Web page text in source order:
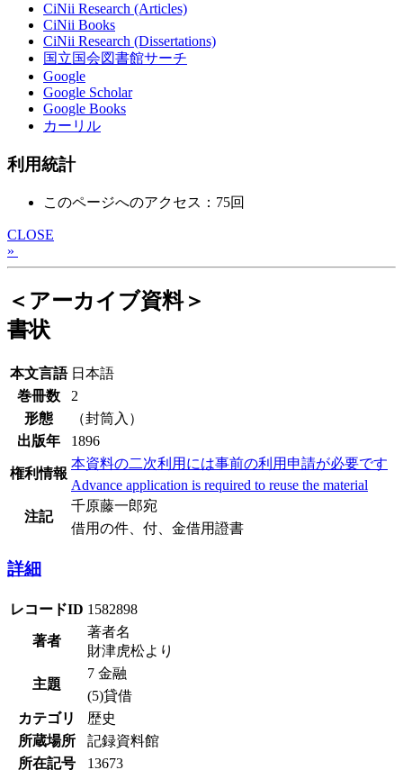
CiNii Research (Articles)
CiNii Books
CiNii Research (Dissertations)
国立国会図書館サーチ
Google
Google Scholar
Google Books
カーリル
利用統計
このページへのアクセス：75回
CLOSE
»
＜アーカイブ資料＞
書状
本文言語 日本語
巻冊数
2
形態
（封筒入）
出版年
1896
権利情報
本資料の二次利用には事前の利用申請が必要です
Advance application is required to reuse the material
注記
千原藤一郎宛
借用の件、付、金借用證書
詳細
レコードID 1582898
著者
著者名
財津虎松より
主題
7 金融
(5)貸借
カテゴリ
歴史
所蔵場所
記録資料館
所在記号
13673